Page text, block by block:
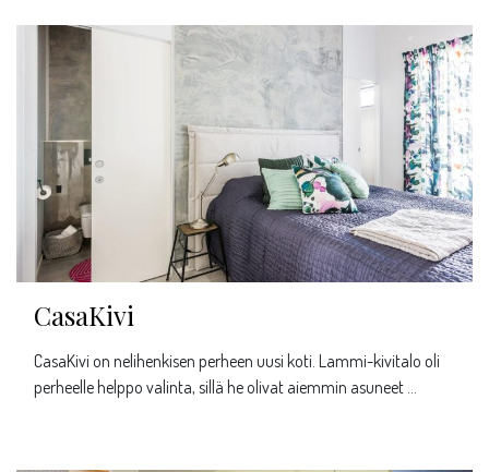
CasaKivi
CasaKivi on nelihenkisen perheen uusi koti. Lammi-kivitalo oli
perheelle helppo valinta, sillä he olivat aiemmin asuneet …